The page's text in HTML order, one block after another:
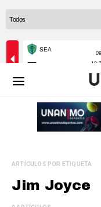
ARTÍCULOS POR ETIQUETA
Jim Joyce